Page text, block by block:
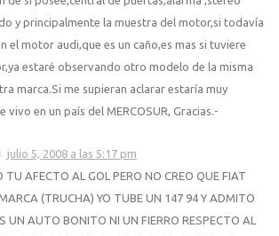
y principalmente la muestra del motor,si todaví­a
el motor audi,que es un caño,es mas si tuviere
estaré observando otro modelo de la misma
marca.Si me supieran aclarar estarí­a muy
vivo en un paí­s del MERCOSUR, Gracias.-
julio 5, 2008 a las 5:17 pm
TU AFECTO AL GOL PERO NO CREO QUE FIAT
(TRUCHA) YO TUBE UN 147 94 Y ADMITO
UN AUTO BONITO NI UN FIERRO RESPECTO AL